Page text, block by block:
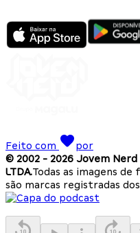
Feito com
por
© 2002 - 2026 Jovem Nerd
LTDA.Todas as imagens
são marcas registradas